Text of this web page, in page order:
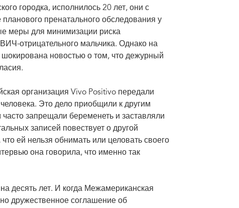
дела, поступившего в Межамериканскую
Чили, живущей с ВИЧ, которая в 2002 году была
городка, исполнилось 20 лет, они с
пренатального обследования у
меры для минимизации риска
отрицательного мальчика. Однако на
новостью о том, что дежурный
организация Vivo Positivo передали
Это дело приобщили к другим
запрещали беременеть и заставляли
записей повествует о другой
ей нельзя обнимать или целовать своего
она говорила, что именно так
десять лет. И когда Межамериканская
дружественное соглашение об